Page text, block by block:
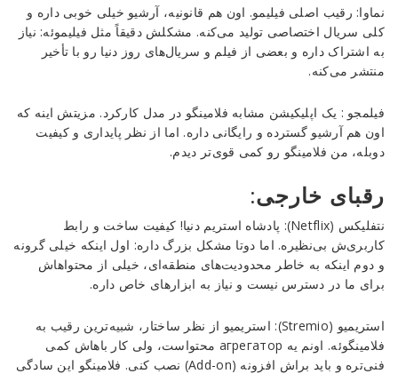
نماوا: رقیب اصلی فیلیمو. اون هم قانونیه، آرشیو خیلی خوبی داره و
کلی سریال اختصاصی تولید می‌کنه. مشکلش دقیقاً مثل فیلیموئه: نیاز
به اشتراک داره و بعضی از فیلم و سریال‌های روز دنیا رو با تأخیر
منتشر می‌کنه.
فیلمجو : یک اپلیکیشن مشابه فلامینگو در مدل کارکرد. مزیتش اینه که
اون هم آرشیو گسترده و رایگانی داره. اما از نظر پایداری و کیفیت
دوبله، من فلامینگو رو کمی قوی‌تر دیدم.
رقبای خارجی:
نتفلیکس (Netflix): پادشاه استریم دنیا! کیفیت ساخت و رابط
کاربری‌ش بی‌نظیره. اما دوتا مشکل بزرگ داره: اول اینکه خیلی گرونه
و دوم اینکه به خاطر محدودیت‌های منطقه‌ای، خیلی از محتواهاش
برای ما در دسترس نیست و نیاز به ابزارهای خاص داره.
استریمیو (Stremio): استریمیو از نظر ساختار، شبیه‌ترین رقیب به
فلامینگوئه. اونم یه агрегатор محتواست، ولی کار باهاش کمی
فنی‌تره و باید براش افزونه (Add-on) نصب کنی. فلامینگو این سادگی